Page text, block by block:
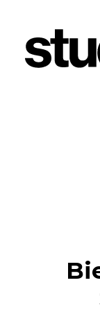
content